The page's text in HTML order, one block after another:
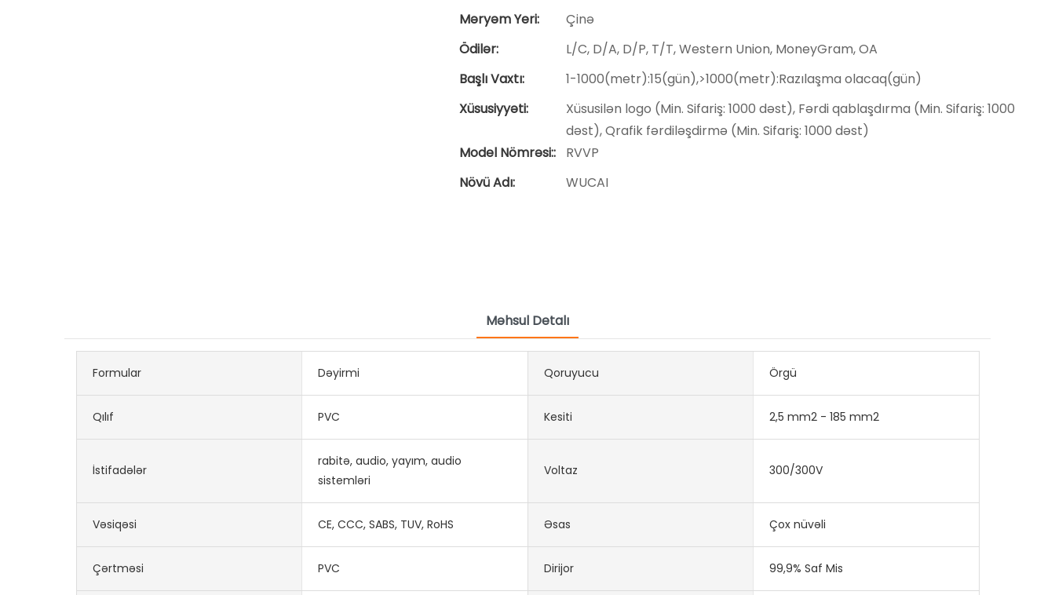
Məryəm Yeri:
Çinə
Ödilər:
L/C, D/A, D/P, T/T, Western Union, MoneyGram, OA
Başlı Vaxtı:
1-1000(metr):15(gün),>1000(metr):Razılaşma olacaq(gün)
Xüsusiyyəti:
Xüsusilən logo (Min. Sifariş: 1000 dəst), Fərdi qablaşdırma (Min. Sifariş: 1000
dəst), Qrafik fərdiləşdirmə (Min. Sifariş: 1000 dəst)
Model Nömrəsi::
RVVP
Növü Adı:
WUCAI
Məhsul Detalı
Formular Dəyirmi Qoruyucu Örgü
Qılıf PVC Kesiti 2,5 mm2 - 185 mm2
İstifadələr
rabitə, audio, yayım, audio
sistemləri
Voltaz 300/300V
Vəsiqəsi CE, CCC, SABS, TUV, RoHS Əsas Çox nüvəli
Çərtməsi PVC Dirijor 99,9% Saf Mis